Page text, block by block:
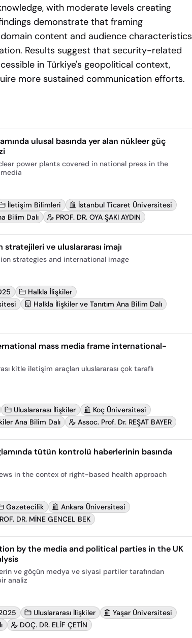
with moderate levels creating
demonstrate that framing
content and audience characteristics
Results suggest that security-related
in Türkiye's geopolitical context,
more sustained communication efforts.
ulusal basında yer alan nükleer güç
power plants covered in national press in the
İletişim Bilimleri
İstanbul Ticaret Üniversitesi
Bilim Dalı
PROF. DR. OYA ŞAKI AYDIN
stratejileri ve uluslararası imajı
strategies and international image
Halkla İlişkiler
Halkla İlişkiler ve Tanıtım Ana Bilim Dalı
mass media frame international-
kitle iletişim araçları uluslararası çok taraflı
Uluslararası İlişkiler
Koç Üniversitesi
Ana Bilim Dalı
Assoc. Prof. Dr. REŞAT BAYER
tütün kontrolü haberlerinin basında
in the contex of right-based health approach
Gazetecilik
Ankara Üniversitesi
DR. MİNE GENCEL BEK
by the media and political parties in the UK
ve göçün medya ve siyasi partiler tarafından
analiz
Uluslararası İlişkiler
Yaşar Üniversitesi
DOÇ. DR. ELİF ÇETİN